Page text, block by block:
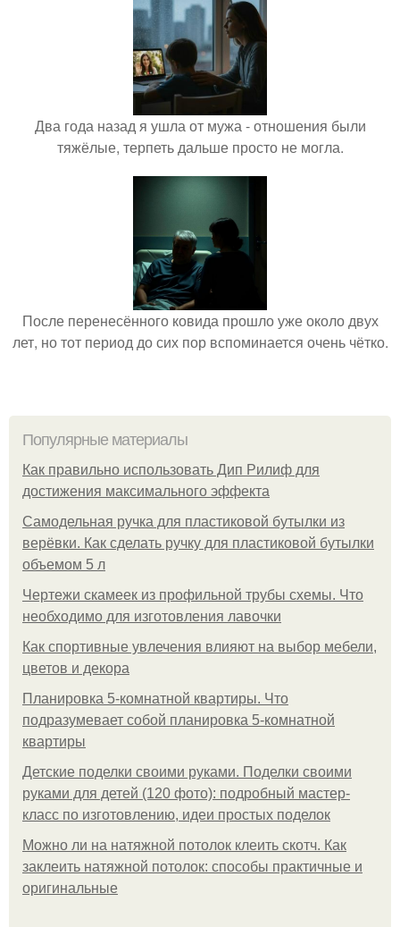
Два года назад я ушла от мужа - отношения были
тяжёлые, терпеть дальше просто не могла.
После перенесённого ковида прошло уже около двух
лет, но тот период до сих пор вспоминается очень чётко.
Популярные материалы
Как правильно использовать Дип Рилиф для
достижения максимального эффекта
Самодельная ручка для пластиковой бутылки из
верёвки. Как сделать ручку для пластиковой бутылки
объемом 5 л
Чертежи скамеек из профильной трубы схемы. Что
необходимо для изготовления лавочки
Как спортивные увлечения влияют на выбор мебели,
цветов и декора
Планировка 5-комнатной квартиры. Что
подразумевает собой планировка 5-комнатной
квартиры
Детские поделки своими руками. Поделки своими
руками для детей (120 фото): подробный мастер-
класс по изготовлению, идеи простых поделок
Можно ли на натяжной потолок клеить скотч. Как
заклеить натяжной потолок: способы практичные и
оригинальные